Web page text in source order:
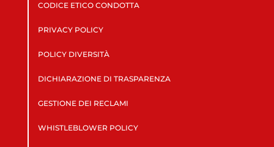
CODICE ETICO CONDOTTA
PRIVACY POLICY
POLICY DIVERSITÀ
DICHIARAZIONE DI TRASPARENZA
GESTIONE DEI RECLAMI
WHISTLEBLOWER POLICY